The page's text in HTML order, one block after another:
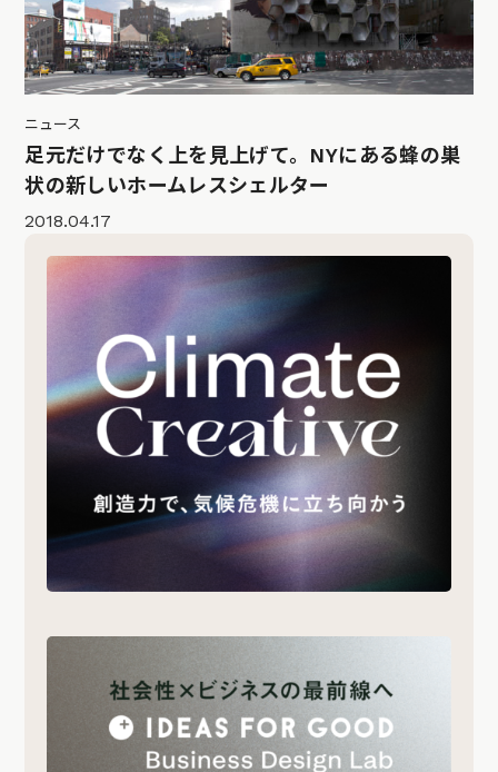
ニュース
足元だけでなく上を見上げて。NYにある蜂の巣
状の新しいホームレスシェルター
2018.04.17